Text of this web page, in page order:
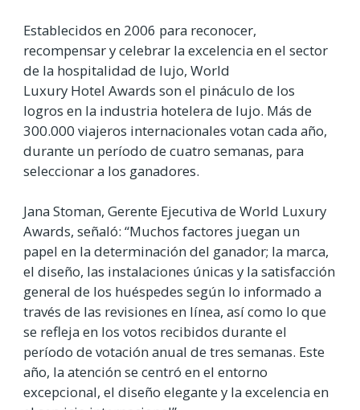
Establecidos en 2006 para reconocer,
recompensar y celebrar la excelencia en el sector
de la hospitalidad de lujo, World
Luxury Hotel Awards son el pináculo de los
logros en la industria hotelera de lujo. Más de
300.000 viajeros internacionales votan cada año,
durante un período de cuatro semanas, para
seleccionar a los ganadores.
Jana Stoman, Gerente Ejecutiva de World Luxury
Awards, señaló: “Muchos factores juegan un
papel en la determinación del ganador; la marca,
el diseño, las instalaciones únicas y la satisfacción
general de los huéspedes según lo informado a
través de las revisiones en línea, así como lo que
se refleja en los votos recibidos durante el
período de votación anual de tres semanas. Este
año, la atención se centró en el entorno
excepcional, el diseño elegante y la excelencia en